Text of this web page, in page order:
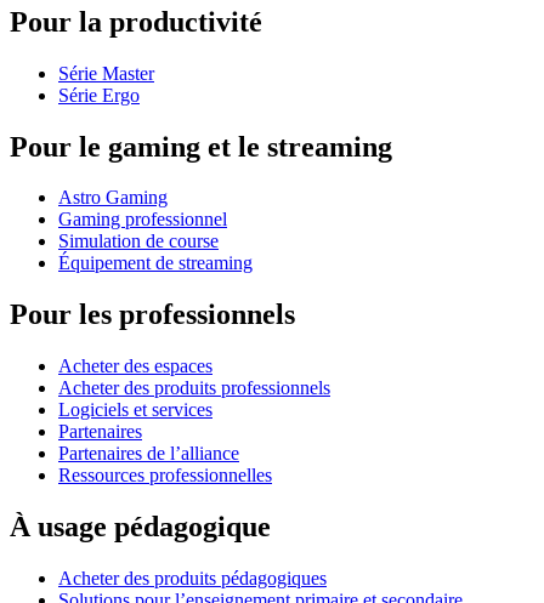
Pour la productivité
Série Master
Série Ergo
Pour le gaming et le streaming
Astro Gaming
Gaming professionnel
Simulation de course
Équipement de streaming
Pour les professionnels
Acheter des espaces
Acheter des produits professionnels
Logiciels et services
Partenaires
Partenaires de l’alliance
Ressources professionnelles
À usage pédagogique
Acheter des produits pédagogiques